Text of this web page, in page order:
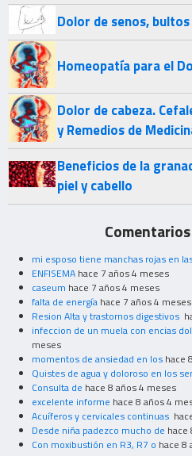
Dolor de senos,
Homeopatía para el
Dolor de cabeza.
y Remedios de
Beneficios de la
piel y cabello
mi esposo tiene manchas rojas en
ENFISEMA hace 7 años 4 meses
caseum hace 7 años 4 meses
falta de energía hace 7 años 4 meses
Resion Alta y trastornos digestivos
infeccion de un muela con encias
meses
momentos de ansiedad en los hace
Quistes de agua y doloroso en los
Consulta de hace 8 años 4 meses
excelente informe hace 8 años 4
Acuíferos y cervicales continuas
Desde niña padezco mucho de hace
Con moxibustión en R3, R7 o hace 8